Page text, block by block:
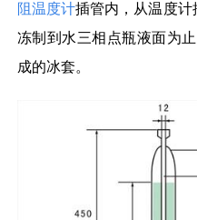
阻温度计插管内，从温度
冻制到水三相点瓶液面为
成的冰套。